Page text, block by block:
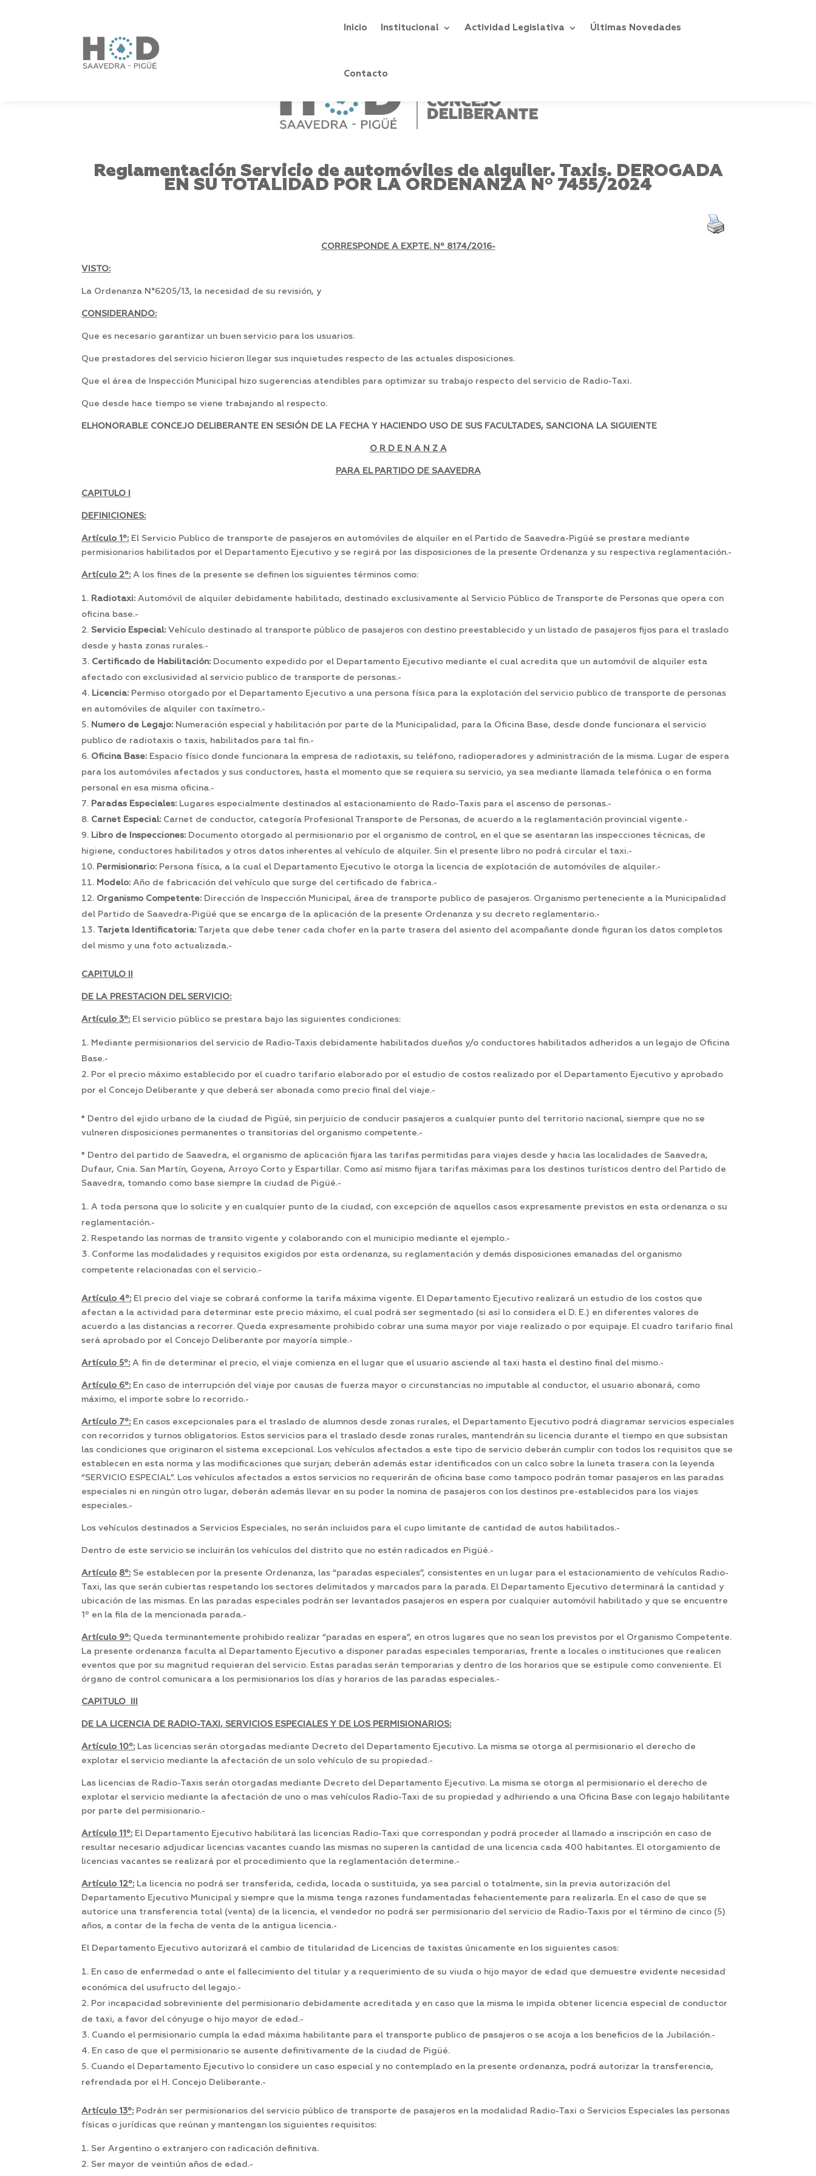
Inicio Institucional Actividad Legislativa Últimas Novedades
Contacto
Reglamentación Servicio de automóviles de alquiler. Taxis. DEROGADA
EN SU TOTALIDAD POR LA ORDENANZA Nº 7455/2024
CORRESPONDE A EXPTE. Nº 8174/2016-
VISTO:
La Ordenanza N°6205/13, la necesidad de su revisión, y
CONSIDERANDO:
Que es necesario garantizar un buen servicio para los usuarios.
Que prestadores del servicio hicieron llegar sus inquietudes respecto de las actuales disposiciones.
Que el área de Inspección Municipal hizo sugerencias atendibles para optimizar su trabajo respecto del servicio de Radio-Taxi.
Que desde hace tiempo se viene trabajando al respecto.
ELHONORABLE CONCEJO DELIBERANTE EN SESIÓN DE LA FECHA Y HACIENDO USO DE SUS FACULTADES, SANCIONA LA SIGUIENTE
O R D E N A N Z A
PARA EL PARTIDO DE SAAVEDRA
CAPITULO I
DEFINICIONES:
Artículo 1º: El Servicio Publico de transporte de pasajeros en automóviles de alquiler en el Partido de Saavedra-Pigüé se prestara mediante
permisionarios habilitados por el Departamento Ejecutivo y se regirá por las disposiciones de la presente Ordenanza y su respectiva reglamentación.-
Artículo 2º: A los fines de la presente se definen los siguientes términos como:
Radiotaxi: Automóvil de alquiler debidamente habilitado, destinado exclusivamente al Servicio Público de Transporte de Personas que opera con
oficina base.-
Servicio Especial: Vehículo destinado al transporte público de pasajeros con destino preestablecido y un listado de pasajeros fijos para el traslado
desde y hasta zonas rurales.-
Certificado de Habilitación: Documento expedido por el Departamento Ejecutivo mediante el cual acredita que un automóvil de alquiler esta
afectado con exclusividad al servicio publico de transporte de personas.-
Licencia: Permiso otorgado por el Departamento Ejecutivo a una persona física para la explotación del servicio publico de transporte de personas
en automóviles de alquiler con taxímetro.-
Numero de Legajo: Numeración especial y habilitación por parte de la Municipalidad, para la Oficina Base, desde donde funcionara el servicio
publico de radiotaxis o taxis, habilitados para tal fin.-
Oficina Base: Espacio físico donde funcionara la empresa de radiotaxis, su teléfono, radioperadores y administración de la misma. Lugar de espera
para los automóviles afectados y sus conductores, hasta el momento que se requiera su servicio, ya sea mediante llamada telefónica o en forma
personal en esa misma oficina.-
Paradas Especiales: Lugares especialmente destinados al estacionamiento de Rado-Taxis para el ascenso de personas.-
Carnet Especial: Carnet de conductor, categoría Profesional Transporte de Personas, de acuerdo a la reglamentación provincial vigente.-
Libro de Inspecciones: Documento otorgado al permisionario por el organismo de control, en el que se asentaran las inspecciones técnicas, de
higiene, conductores habilitados y otros datos inherentes al vehículo de alquiler. Sin el presente libro no podrá circular el taxi.-
Permisionario: Persona física, a la cual el Departamento Ejecutivo le otorga la licencia de explotación de automóviles de alquiler.-
Modelo: Año de fabricación del vehículo que surge del certificado de fabrica.-
Organismo Competente: Dirección de Inspección Municipal, área de transporte publico de pasajeros. Organismo perteneciente a la Municipalidad
del Partido de Saavedra-Pigüé que se encarga de la aplicación de la presente Ordenanza y su decreto reglamentario.-
Tarjeta Identificatoria: Tarjeta que debe tener cada chofer en la parte trasera del asiento del acompañante donde figuran los datos completos
del mismo y una foto actualizada.-
CAPITULO II
DE LA PRESTACION DEL SERVICIO:
Artículo3º: El servicio público se prestara bajo las siguientes condiciones:
Mediante permisionarios del servicio de Radio-Taxis debidamente habilitados dueños y/o conductores habilitados adheridos a un legajo de Oficina
Base.-
Por el precio máximo establecido por el cuadro tarifario elaborado por el estudio de costos realizado por el Departamento Ejecutivo y aprobado
por el Concejo Deliberante y que deberá ser abonada como precio final del viaje.-
* Dentro del ejido urbano de la ciudad de Pigüé, sin perjuicio de conducir pasajeros a cualquier punto del territorio nacional, siempre que no se
vulneren disposiciones permanentes o transitorias del organismo competente.-
* Dentro del partido de Saavedra, el organismo de aplicación fijara las tarifas permitidas para viajes desde y hacia las localidades de Saavedra,
Dufaur, Cnia. San Martín, Goyena, Arroyo Corto y Espartillar. Como así mismo fijara tarifas máximas para los destinos turísticos dentro del Partido de
Saavedra, tomando como base siempre la ciudad de Pigüé.-
A toda persona que lo solicite y en cualquier punto de la ciudad, con excepción de aquellos casos expresamente previstos en esta ordenanza o su
reglamentación.-
Respetando las normas de transito vigente y colaborando con el municipio mediante el ejemplo.-
Conforme las modalidades y requisitos exigidos por esta ordenanza, su reglamentación y demás disposiciones emanadas del organismo
competente relacionadas con el servicio.-
Artículo 4º: El precio del viaje se cobrará conforme la tarifa máxima vigente. El Departamento Ejecutivo realizará un estudio de los costos que
afectan a la actividad para determinar este precio máximo, el cual podrá ser segmentado (si así lo considera el D. E.) en diferentes valores de
acuerdo a las distancias a recorrer. Queda expresamente prohibido cobrar una suma mayor por viaje realizado o por equipaje. El cuadro tarifario final
será aprobado por el Concejo Deliberante por mayoría simple.-
Artículo 5º: A fin de determinar el precio, el viaje comienza en el lugar que el usuario asciende al taxi hasta el destino final del mismo.-
Artículo 6º: En caso de interrupción del viaje por causas de fuerza mayor o circunstancias no imputable al conductor, el usuario abonará, como
máximo, el importe sobre lo recorrido.-
Artículo 7º: En casos excepcionales para el traslado de alumnos desde zonas rurales, el Departamento Ejecutivo podrá diagramar servicios especiales
con recorridos y turnos obligatorios. Estos servicios para el traslado desde zonas rurales, mantendrán su licencia durante el tiempo en que subsistan
las condiciones que originaron el sistema excepcional. Los vehículos afectados a este tipo de servicio deberán cumplir con todos los requisitos que se
establecen en esta norma y las modificaciones que surjan; deberán además estar identificados con un calco sobre la luneta trasera con la leyenda
“SERVICIO ESPECIAL”. Los vehículos afectados a estos servicios no requerirán de oficina base como tampoco podrán tomar pasajeros en las paradas
especiales ni en ningún otro lugar, deberán además llevar en su poder la nomina de pasajeros con los destinos pre-establecidos para los viajes
especiales.-
Los vehículos destinados a Servicios Especiales, no serán incluidos para el cupo limitante de cantidad de autos habilitados.-
Dentro de este servicio se incluirán los vehículos del distrito que no estén radicados en Pigüé.-
Artículo 8º: Se establecen por la presente Ordenanza, las “paradas especiales”, consistentes en un lugar para el estacionamiento de vehículos Radio-
Taxi, las que serán cubiertas respetando los sectores delimitados y marcados para la parada. El Departamento Ejecutivo determinará la cantidad y
ubicación de las mismas. En las paradas especiales podrán ser levantados pasajeros en espera por cualquier automóvil habilitado y que se encuentre
1º en la fila de la mencionada parada.-
Artículo 9º: Queda terminantemente prohibido realizar “paradas en espera”, en otros lugares que no sean los previstos por el Organismo Competente.
La presente ordenanza faculta al Departamento Ejecutivo a disponer paradas especiales temporarias, frente a locales o instituciones que realicen
eventos que por su magnitud requieran del servicio. Estas paradas serán temporarias y dentro de los horarios que se estipule como conveniente. El
órgano de control comunicara a los permisionarios los días y horarios de las paradas especiales.-
CAPITULO III
DE LA LICENCIA DE RADIO-TAXI, SERVICIOS ESPECIALES Y DE LOS PERMISIONARIOS:
Artículo 10º: Las licencias serán otorgadas mediante Decreto del Departamento Ejecutivo. La misma se otorga al permisionario el derecho de
explotar el servicio mediante la afectación de un solo vehículo de su propiedad.-
Las licencias de Radio-Taxis serán otorgadas mediante Decreto del Departamento Ejecutivo. La misma se otorga al permisionario el derecho de
explotar el servicio mediante la afectación de uno o mas vehículos Radio-Taxi de su propiedad y adhiriendo a una Oficina Base con legajo habilitante
por parte del permisionario.-
Artículo 11º: El Departamento Ejecutivo habilitará las licencias Radio-Taxi que correspondan y podrá proceder al llamado a inscripción en caso de
resultar necesario adjudicar licencias vacantes cuando las mismas no superen la cantidad de una licencia cada 400 habitantes. El otorgamiento de
licencias vacantes se realizará por el procedimiento que la reglamentación determine.-
Artículo 12º: La licencia no podrá ser transferida, cedida, locada o sustituida, ya sea parcial o totalmente, sin la previa autorización del
Departamento Ejecutivo Municipal y siempre que la misma tenga razones fundamentadas fehacientemente para realizarla. En el caso de que se
autorice una transferencia total (venta) de la licencia, el vendedor no podrá ser permisionario del servicio de Radio-Taxis por el término de cinco (5)
años, a contar de la fecha de venta de la antigua licencia.-
El Departamento Ejecutivo autorizará el cambio de titularidad de Licencias de taxistas únicamente en los siguientes casos:
En caso de enfermedad o ante el fallecimiento del titular y a requerimiento de su viuda o hijo mayor de edad que demuestre evidente necesidad
económica del usufructo del legajo.-
Por incapacidad sobreviniente del permisionario debidamente acreditada y en caso que la misma le impida obtener licencia especial de conductor
de taxi, a favor del cónyuge o hijo mayor de edad.-
Cuando el permisionario cumpla la edad máxima habilitante para el transporte publico de pasajeros o se acoja a los beneficios de la Jubilación.-
En caso de que el permisionario se ausente definitivamente de la ciudad de Pigüé.
Cuando el Departamento Ejecutivo lo considere un caso especial y no contemplado en la presente ordenanza, podrá autorizar la transferencia,
refrendada por el H. Concejo Deliberante.-
Artículo 13º: Podrán ser permisionarios del servicio público de transporte de pasajeros en la modalidad Radio-Taxi o Servicios Especiales las personas
físicas o jurídicas que reúnan y mantengan los siguientes requisitos:
Ser Argentino o extranjero con radicación definitiva.
Ser mayor de veintiún años de edad.-